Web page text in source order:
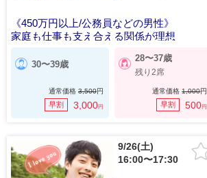
《450万円以上/公務員などの男性》
家庭も仕事も支え合える関係が理想
30〜39歳
通常価格 3,500円
早割 3,000円
28〜37歳
残り2席
通常価格1,000円
早割 500円
9/26(土)
16:00〜17:30